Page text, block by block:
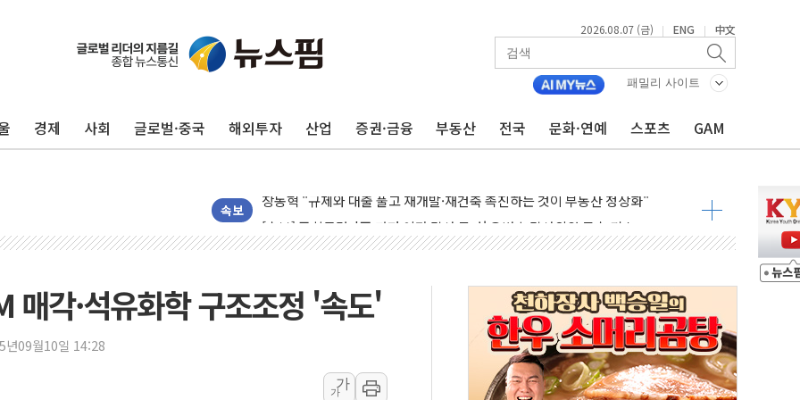
2026.08.07 (금) | ENG | 中文
패밀리 사이트
경제 사회 글로벌·중국 해외투자 산업 증권·금융 부동산 전국 문화·연예 스포츠 GAM
속보
'입추'인데 연일 찜통더위…김성환 기후부 장관 "예측범위 벗어나도 즉시대응"
유니슨 "국내생산세액공제·인증제도 개선 수혜 기대"
창호 교체하다 난간 무너져…대전서 50대 일용직 추락 사망
[속보] 종합특검, '尹 관저 이전 감사 무마' 유병호 감사위원 구속 기소
AI에 승부 건 네이버…내년 AI 팩토리 매출 본격화
오렌지플래닛 창업재단, 스타트업 지원 프로그램 성료
경찰, '300억대 사기 혐의' 차가원 대표 구속 송치
[속보] '해병 순직 책임' 임성근 전 사단장 항소심도 징역 3년 선고
각·석유화학 구조조정 '속도'
년09월10일 14:28
가
가